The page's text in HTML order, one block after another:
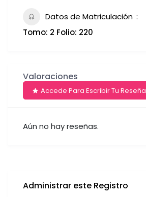
Datos de Matriculación
Tomo: 2 Folio: 220
Valoraciones
Accede Para Escribir Tu Reseña
Aún no hay reseñas.
Administrar este Registro